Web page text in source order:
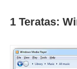
1 Teratas: